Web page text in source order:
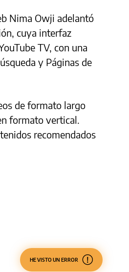
Nima Owji adelantó
cuya interfaz
TV, con una
y Páginas de
de formato largo
formato vertical.
recomendados
HE VISTO UN ERROR